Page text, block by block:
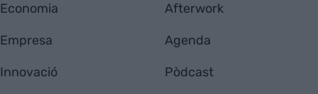
Economia
Empresa
Innovació
Afterwork
Agenda
Pòdcast